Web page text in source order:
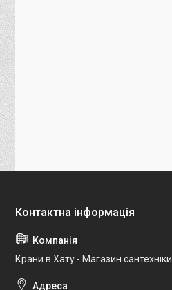
Крани в Хату - Магазин сантехніки